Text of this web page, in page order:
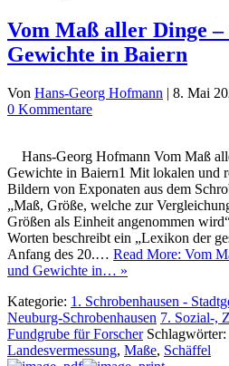
Vom Maß aller Dinge
Gewichte in Baiern
Von Hans-Georg Hofmann | 8. Mai
0 Kommentare
Hans-Georg Hofmann Vom Maß
Gewichte in Baiern1 Mit lokalen und
Bildern von Exponaten aus dem
„Maß, Größe, welche zur
Größen als Einheit angenommen
Worten beschreibt ein „Lexikon der
Anfang des 20.… Read More: Vom
und Gewichte in… »
Kategorie: 1. Schrobenhausen -
Neuburg-Schrobenhausen 7. Sozial-,
Fundgrube für Forscher Schlagwörter:
Landesvermessung, Maße, Schäffel